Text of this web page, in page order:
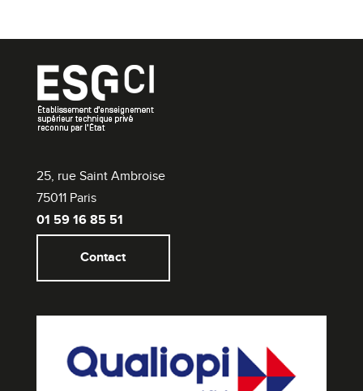
25, rue Saint Ambroise
75011 Paris
01 59 16 85 51
Contact